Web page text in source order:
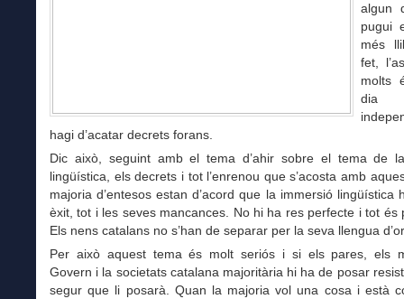
algun
pugui
més
fet,
molts
dia
hagi d’acatar decrets forans.
Dic això, seguint amb el tema d’ahir sobre el tema de
lingüística, els decrets i tot l’enrenou que s’acosta amb
majoria d’entesos estan d’acord que la immersió lingüística
èxit, tot i les seves mancances. No hi ha res perfecte i tot és
Els nens catalans no s’han de separar per la seva llengua
Per això aquest tema és molt seriós i si els pares, els
Govern i la societats catalana majoritària hi ha de posar
segur que li posarà. Quan la majoria vol una cosa i està